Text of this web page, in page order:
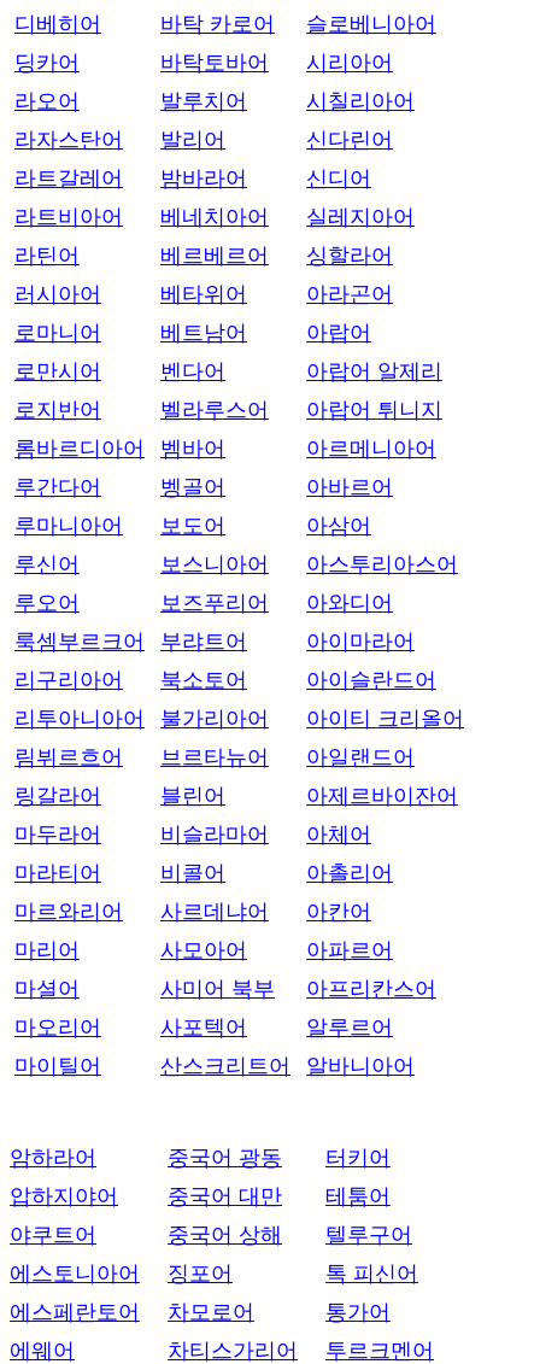
디베히어
딩카어
라오어
라자스탄어
라트갈레어
라트비아어
라틴어
러시아어
로마니어
로만시어
로지반어
롬바르디아어
루간다어
루마니아어
루신어
루오어
룩셈부르크어
리구리아어
리투아니아어
림뷔르흐어
링갈라어
마두라어
마라티어
마르와리어
마리어
마셜어
마오리어
마이틸어
바탁 카로어
바탁토바어
발루치어
발리어
밤바라어
베네치아어
베르베르어
베타위어
베트남어
벤다어
벨라루스어
벰바어
벵골어
보도어
보스니아어
보즈푸리어
부랴트어
북소토어
불가리아어
브르타뉴어
블린어
비슬라마어
비콜어
사르데냐어
사모아어
사미어 북부
사포텍어
산스크리트어
슬로베니아어
시리아어
시칠리아어
신다린어
신디어
실레지아어
싱할라어
아라곤어
아랍어
아랍어 알제리
아랍어 튀니지
아르메니아어
아바르어
아삼어
아스투리아스어
아와디어
아이마라어
아이슬란드어
아이티 크리올어
아일랜드어
아제르바이잔어
아체어
아촐리어
아칸어
아파르어
아프리칸스어
알루르어
알바니아어
암하라어
압하지야어
야쿠트어
에스토니아어
에스페란토어
에웨어
중국어 광동
중국어 대만
중국어 상해
징포어
차모로어
차티스가리어
터키어
테툼어
텔루구어
톡 피신어
통가어
투르크멘어